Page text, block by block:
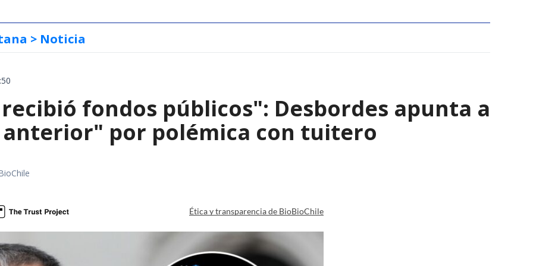
> Noticia
fondos públicos": Desbordes apunta a
por polémica con tuitero
Ética y transparencia de BioBioChile